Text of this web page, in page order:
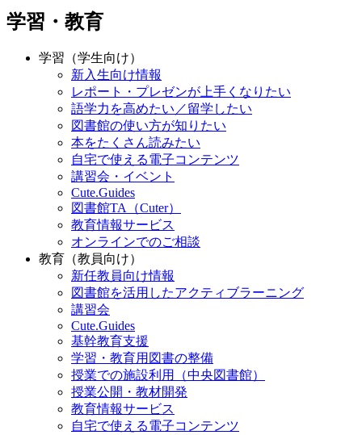
学習・教育
学習（学生向け）
新入生向け情報
レポート・プレゼンが上手くなりたい
語学力を高めたい／留学したい
図書館の使い方が知りたい
本をたくさん読みたい
自宅で使える電子コンテンツ
講習会・イベント
Cute.Guides
図書館TA（Cuter）
教育情報サービス
オンラインでのご相談
教育（教員向け）
新任教員向け情報
図書館を活用したアクティブラーニング
講習会
Cute.Guides
基幹教育支援
学習・教育用図書の整備
授業での施設利用（中央図書館）
授業公開・教材開発
教育情報サービス
自宅で使える電子コンテンツ